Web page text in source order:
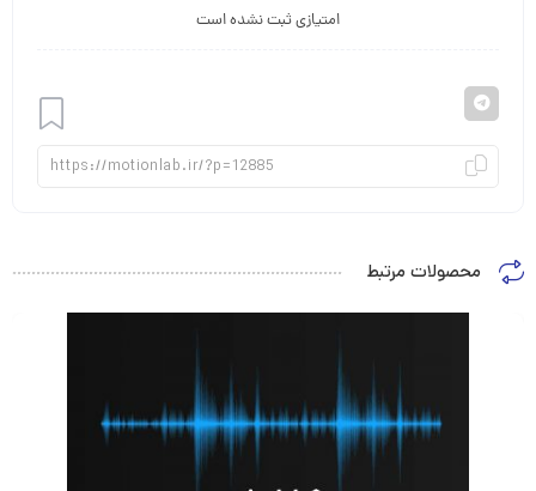
افزودن
امتیازی ثبت نشده است
محصولات مرتبط